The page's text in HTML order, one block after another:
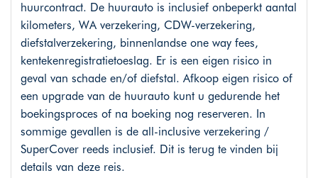
huurcontract. De huurauto is inclusief onbeperkt aantal
kilometers, WA verzekering, CDW-verzekering,
diefstalverzekering, binnenlandse one way fees,
kentekenregistratietoeslag. Er is een eigen risico in
geval van schade en/of diefstal. Afkoop eigen risico of
een upgrade van de huurauto kunt u gedurende het
boekingsproces of na boeking nog reserveren. In
sommige gevallen is de all-inclusive verzekering /
SuperCover reeds inclusief. Dit is terug te vinden bij
details van deze reis.